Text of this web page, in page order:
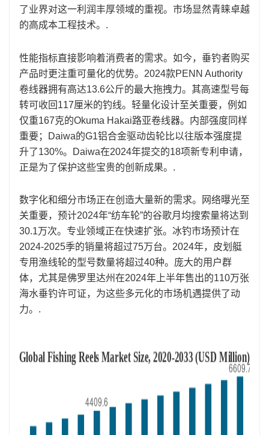
了业界对这一利润丰厚领域的重视。市场显然青睐卓越
的高成本工程技术。.
性能指标直接影响着消费者的需求。如今，垂钓者购买
产品时更注重可量化的优势。2024款PENN Authority
卷线器拥有高达13.6公斤的最大拖拽力。其高速型号每
转可收回117厘米的钓线。轻量化设计至关重要，例如
仅重167克的Okuma Hakai路亚卷线器。内部强度同样
重要；Daiwa的G1铝合金驱动齿轮比以往版本强度提
升了130%。Daiwa在2024年提交的18项新专利申请，
正是为了保护这些宝贵的创新成果。.
数字化和细分市场正在创造大量新的需求。网络曝光至
关重要，预计2024年“纺车轮”的谷歌月均搜索量将达到
30.1万次。专业领域正在快速扩张。冰钓市场预计在
2024-2025季的销量将超过75万台。2024年，皮划艇
专用渔线轮的型号数量将超过40种。庞大的用户群
体，尤其是佛罗里达州在2024年上半年售出的110万张
海水垂钓许可证，为这些多元化的市场机遇提供了动
力。.